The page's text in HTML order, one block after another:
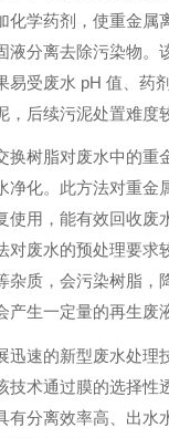
化学药剂，使重金属
液分离去除污染物。
易受废水 pH 值、药
后续污泥处置难度
换树脂对废水中的重
净化。此方法对重金
使用，能有效回收废
对废水的预处理要求
杂质，会污染树脂，
生一定量的再生废
迅速的新型废水处理
技术通过膜的选择性
有分离效率高、出水